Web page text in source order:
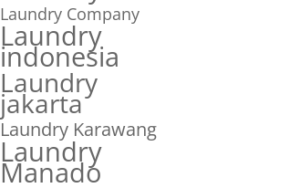
Laundry Company
Laundry
indonesia
Laundry
jakarta
Laundry Karawang
Laundry
Manado